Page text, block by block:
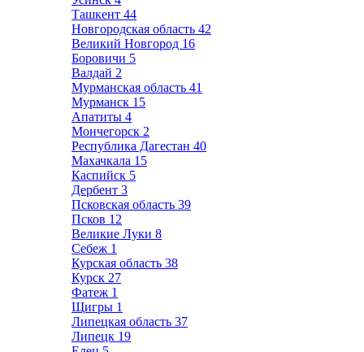
Ташкент 44
Новгородская область 42
Великий Новгород 16
Боровичи 5
Валдай 2
Мурманская область 41
Мурманск 15
Апатиты 4
Мончегорск 2
Республика Дагестан 40
Махачкала 15
Каспийск 5
Дербент 3
Псковская область 39
Псков 12
Великие Луки 8
Себеж 1
Курская область 38
Курск 27
Фатеж 1
Щигры 1
Липецкая область 37
Липецк 19